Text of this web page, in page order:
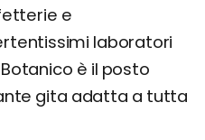
e
laboratori
è il posto
gita adatta a tutta